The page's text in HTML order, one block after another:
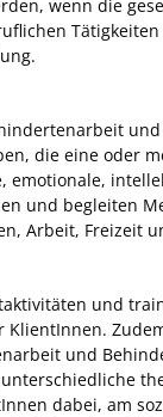
wenn die
die eine oder
emotionale,
und begleiten
Arbeit, Freizeit
und
und
dabei, am